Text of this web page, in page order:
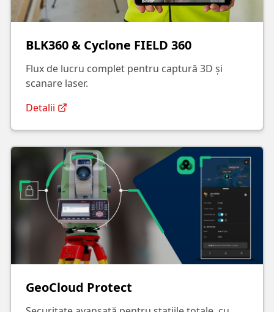
BLK360 & Cyclone FIELD 360
Flux de lucru complet pentru captură 3D și
scanare laser.
Detalii
GeoCloud Protect